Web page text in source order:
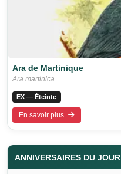
Ara de Martinique
Ara martinica
EX — Éteinte
En savoir plus
ANNIVERSAIRES DU JOUR